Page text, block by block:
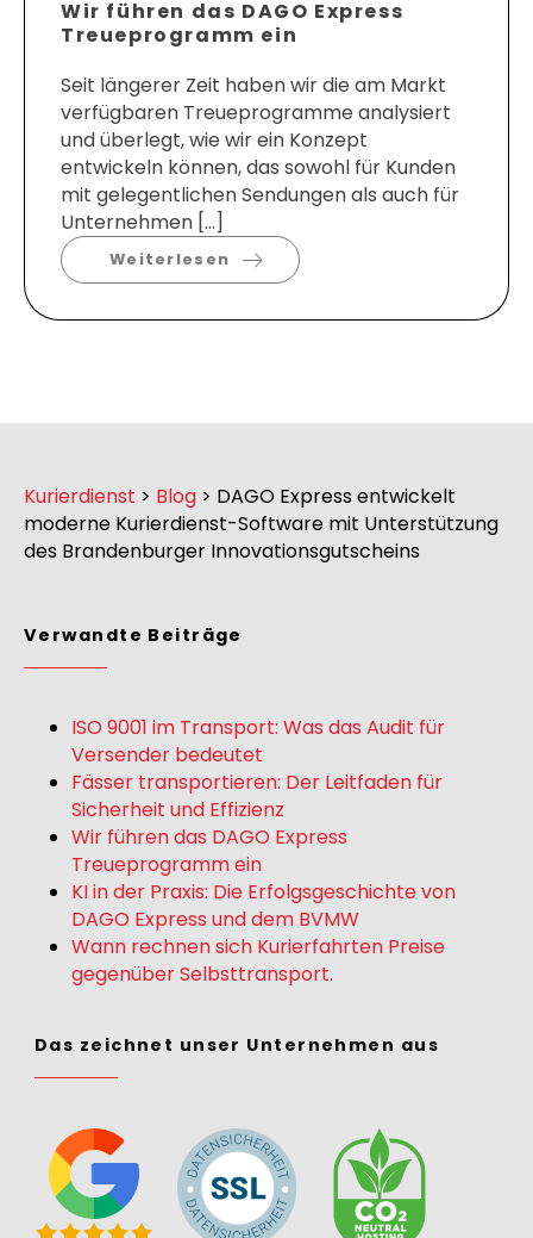
Wir führen das DAGO Express
Treueprogramm ein
Seit längerer Zeit haben wir die am Markt
verfügbaren Treueprogramme analysiert
und überlegt, wie wir ein Konzept
entwickeln können, das sowohl für Kunden
mit gelegentlichen Sendungen als auch für
Unternehmen […]
Weiterlesen
Kurierdienst > Blog > DAGO Express entwickelt
moderne Kurierdienst-Software mit Unterstützung
des Brandenburger Innovationsgutscheins
Verwandte Beiträge
ISO 9001 im Transport: Was das Audit für
Versender bedeutet
Fässer transportieren: Der Leitfaden für
Sicherheit und Effizienz
Wir führen das DAGO Express
Treueprogramm ein
KI in der Praxis: Die Erfolgsgeschichte von
DAGO Express und dem BVMW
Wann rechnen sich Kurierfahrten Preise
gegenüber Selbsttransport.
Das zeichnet unser Unternehmen aus